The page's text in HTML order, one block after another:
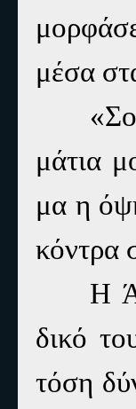
μέσα
μάτια
μα η
κόντρα
Η
δικό
τόση